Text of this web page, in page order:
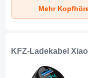
Mehr
KFZ-Ladekabel